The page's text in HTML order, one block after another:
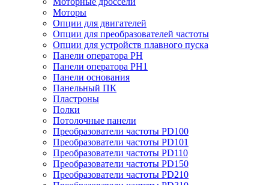
Моторы
Опции для двигателей
Опции для преобразователей частоты
Опции для устройств плавного пуска
Панели оператора PH
Панели оператора PH1
Панели основания
Панельный ПК
Пластроны
Полки
Потолочные панели
Преобразователи частоты PD100
Преобразователи частоты PD101
Преобразователи частоты PD110
Преобразователи частоты PD150
Преобразователи частоты PD210